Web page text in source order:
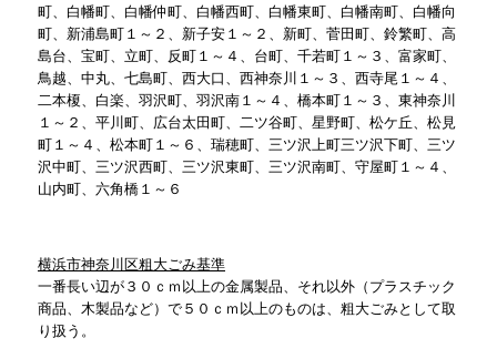
町、白幡町、白幡仲町、白幡西町、白幡東町、白幡南町、白幡向
町、新浦島町１～２、新子安１～２、新町、菅田町、鈴繁町、高
島台、宝町、立町、反町１～４、台町、千若町１～３、富家町、
鳥越、中丸、七島町、西大口、西神奈川１～３、西寺尾１～４、
二本榎、白楽、羽沢町、羽沢南１～４、橋本町１～３、東神奈川
１～２、平川町、広台太田町、二ツ谷町、星野町、松ケ丘、松見
町１～４、松本町１～６、瑞穂町、三ツ沢上町三ツ沢下町、三ツ
沢中町、三ツ沢西町、三ツ沢東町、三ツ沢南町、守屋町１～４、
山内町、六角橋１～６
横浜市神奈川区粗大ごみ基準
一番長い辺が３０ｃｍ以上の金属製品、それ以外（プラスチック
商品、木製品など）で５０ｃｍ以上のものは、粗大ごみとして取
り扱う。